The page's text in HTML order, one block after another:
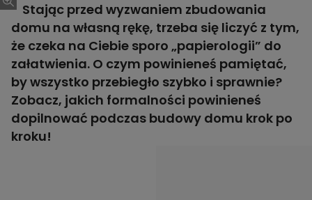
Stając przed wyzwaniem zbudowania
domu na własną rękę, trzeba się liczyć z tym,
że czeka na Ciebie sporo „papierologii” do
załatwienia. O czym powinieneś pamiętać,
by wszystko przebiegło szybko i sprawnie?
Zobacz, jakich formalności powinieneś
dopilnować podczas budowy domu krok po
kroku!